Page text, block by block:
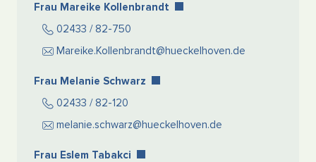
Frau Mareike Kollenbrandt
02433 / 82-750
Mareike.Kollenbrandt@hueckelhoven.de
Frau Melanie Schwarz
02433 / 82-120
melanie.schwarz@hueckelhoven.de
Frau Eslem Tabakci